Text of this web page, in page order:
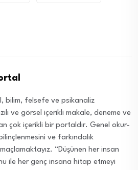
bilim, felsefe ve psikanaliz
ve görsel içerikli makale, deneme ve
çok içerikli bir portaldır. Genel okur-
ve farkındalık
“Düşünen her insan
ile her genç insana hitap etmeyi